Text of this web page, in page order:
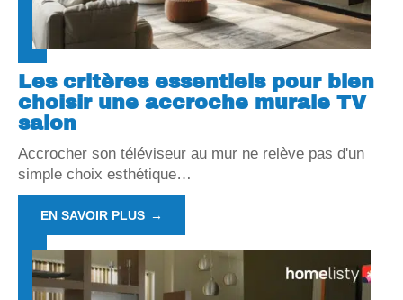
Les critères essentiels pour bien
choisir une accroche murale TV
salon
Accrocher son téléviseur au mur ne relève pas d'un
simple choix esthétique…
EN SAVOIR PLUS